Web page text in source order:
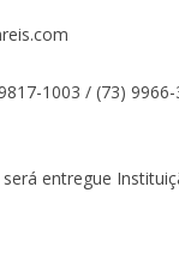
1003 / (73)
entregue